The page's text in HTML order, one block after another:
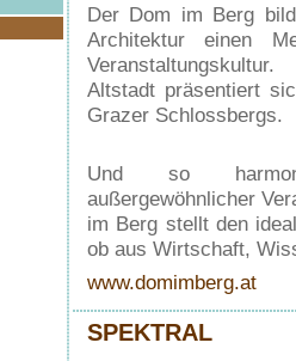
Der Dom im Berg
Architektur einen
Altstadt präsentiert
Grazer Schlossbergs.
Und so
außergewöhnlicher
im Berg stellt den
ob aus Wirtschaft,
www.domimberg.at
SPEKTRAL